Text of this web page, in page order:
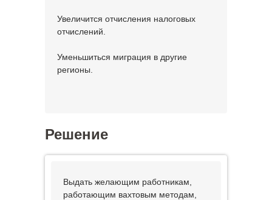
Увеличится отчисления налоговых
отчислений.
Уменьшиться миграция в другие
регионы.
Решение
Выдать желающим работникам,
работающим вахтовым методам,